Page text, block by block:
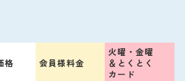
格 会員様料金
火曜・金曜
＆ とくとく
カード